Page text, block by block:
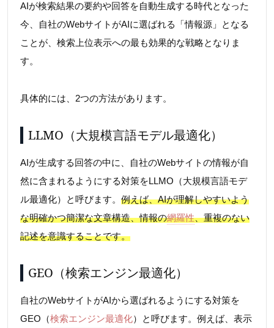
AIが検索結果の要約や回答を自動生成する時代となった
今、自社のWebサイトがAIに選ばれる「情報源」となる
ことが、検索上位表示への最も効果的な戦略となりま
す。
具体的には、2つの方法があります。
LLMO（大規模言語モデル最適化）
AIが生成する回答の中に、自社のWebサイトの情報が自
然に含まれるようにする対策をLLMO（大規模言語モデ
ル最適化）と呼びます。 例えば、AIが理解しやすいよう
な明確かつ簡潔な文章構造、情報の網羅性、重複のない
記述を意識することです。
GEO（検索エンジン最適化）
自社のWebサイトがAIから選ばれるようにする対策を
GEO（検索エンジン最適化）と呼びます。例えば、表示